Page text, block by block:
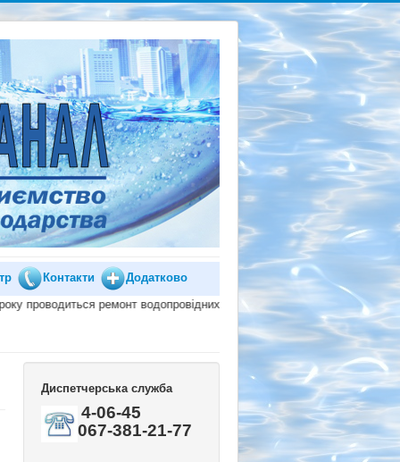
Контакти
Додатково
ремонт водопровідних мереж на вул. Миколи Дзявульського, 89 та
Диспетчерська служба
4-06-45
067-381-21-77